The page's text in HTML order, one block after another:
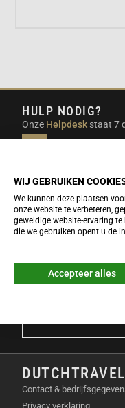
HULP NODIG?
Onze Helpdesk staat 7
beantwoorden.
NIEUWSBRIEF
Meld je nu gratis aan
E-mailadres
Contact &
Privacy verklaring
WIJ GEBRUIKEN
We kunnen deze plaatsen
onze website te verbeteren,
geweldige website-ervaring
die we gebruiken opent u de
Accepteer alles